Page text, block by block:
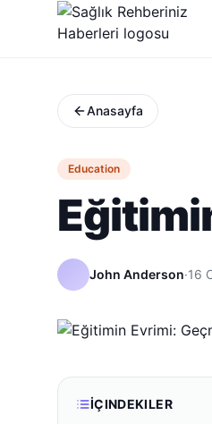
Anasayfa
Education
John Anderson·16
İÇINDEKILER